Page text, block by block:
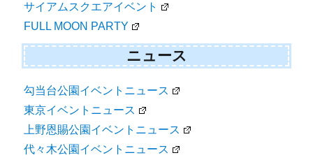
サイアムスクエアイベント
FULL MOON PARTY
ニュース
勾当台公園イベントニュース
東京イベントニュース
上野恩賜公園イベントニュース
代々木公園イベントニュース